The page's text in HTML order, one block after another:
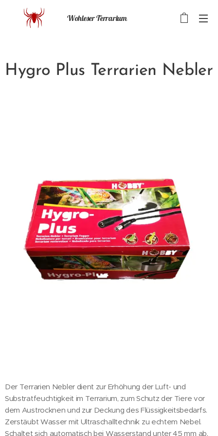
Wohleser Terrarium
Hygro Plus Terrarien Nebler
Der Terrarien Nebler dient zur Erhöhung der Luft- und
Substratfeuchtigkeit im Terrarium, zum Schutz der Tiere vor
dem Austrocknen und zur Deckung des Flüssigkeitsbedarfs.
Zerstäubt Wasser mit Ultraschalltechnik zu echtem Nebel.
Schaltet sich automatisch bei Wasserstand unter 45 mm ab.